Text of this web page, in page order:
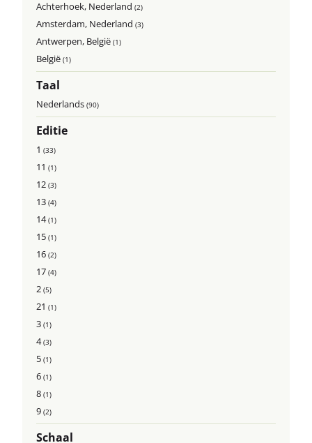
Achterhoek, Nederland(2)
Amsterdam, Nederland(3)
Antwerpen, België(1)
België(1)
Taal
Nederlands(90)
Editie
1(33)
11(1)
12(3)
13(4)
14(1)
15(1)
16(2)
17(4)
2(5)
21(1)
3(1)
4(3)
5(1)
6(1)
8(1)
9(2)
Schaal